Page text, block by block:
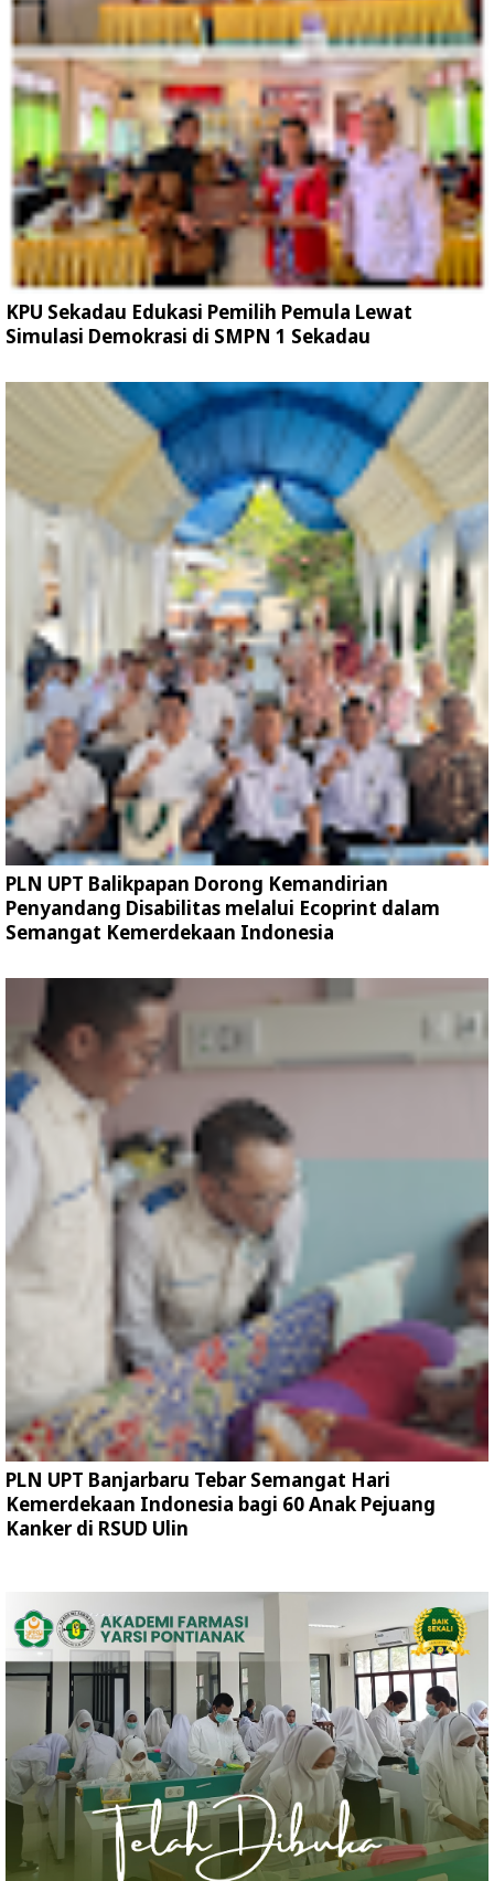
KPU Sekadau Edukasi Pemilih Pemula Lewat
Simulasi Demokrasi di SMPN 1 Sekadau
PLN UPT Balikpapan Dorong Kemandirian
Penyandang Disabilitas melalui Ecoprint dalam
Semangat Kemerdekaan Indonesia
PLN UPT Banjarbaru Tebar Semangat Hari
Kemerdekaan Indonesia bagi 60 Anak Pejuang
Kanker di RSUD Ulin